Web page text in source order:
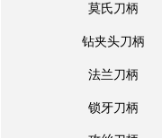
侧固刀柄
莫氏刀柄
莫氏刀柄
钻夹头刀柄
钻夹头刀柄
法兰刀柄
法兰刀柄
锁牙刀柄